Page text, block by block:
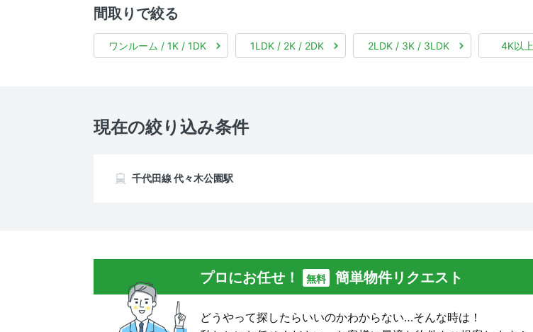
間取りで絞る
ワンルーム / 1K / 1DK 1LDK / 2K / 2DK 2LDK / 3K / 3LDK 4K以上
現在の絞り込み条件
千代田線 代々木公園駅
プロにお任せ！ 無料 簡単物件リクエスト
どうやって探したらいいのかわからない…そんな時は！